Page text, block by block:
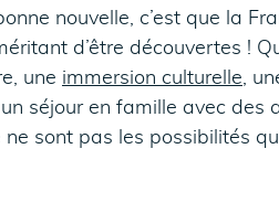
nouvelle, c’est que la
d’être découvertes !
une immersion culturelle,
séjour en famille avec des
ne sont pas les possibilités